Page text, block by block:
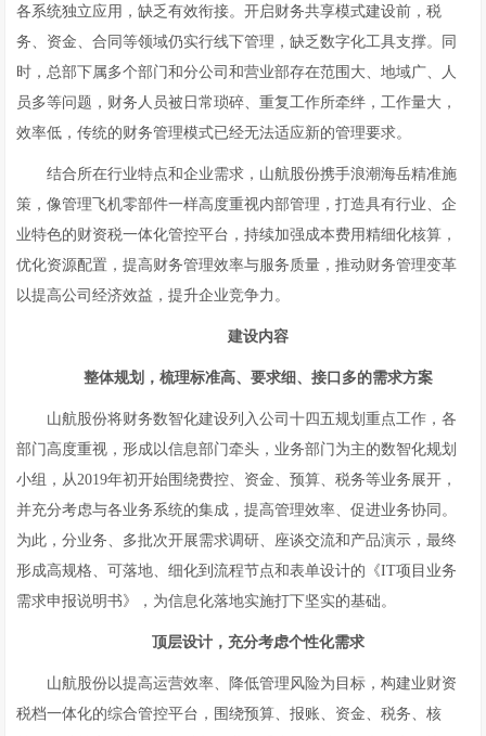
各系统独立应用，缺乏有效衔接。开启财务共享模式建设前，税
务、资金、合同等领域仍实行线下管理，缺乏数字化工具支撑。同
时，总部下属多个部门和分公司和营业部存在范围大、地域广、人
员多等问题，财务人员被日常琐碎、重复工作所牵绊，工作量大，
效率低，传统的财务管理模式已经无法适应新的管理要求。
结合所在行业特点和企业需求，山航股份携手浪潮海岳精准施
策，像管理飞机零部件一样高度重视内部管理，打造具有行业、企
业特色的财资税一体化管控平台，持续加强成本费用精细化核算，
优化资源配置，提高财务管理效率与服务质量，推动财务管理变革
以提高公司经济效益，提升企业竞争力。
建设内容
整体规划，梳理标准高、要求细、接口多的需求方案
山航股份将财务数智化建设列入公司十四五规划重点工作，各
部门高度重视，形成以信息部门牵头，业务部门为主的数智化规划
小组，从2019年初开始围绕费控、资金、预算、税务等业务展开，
并充分考虑与各业务系统的集成，提高管理效率、促进业务协同。
为此，分业务、多批次开展需求调研、座谈交流和产品演示，最终
形成高规格、可落地、细化到流程节点和表单设计的《IT项目业务
需求申报说明书》，为信息化落地实施打下坚实的基础。
顶层设计，充分考虑个性化需求
山航股份以提高运营效率、降低管理风险为目标，构建业财资
税档一体化的综合管控平台，围绕预算、报账、资金、税务、核